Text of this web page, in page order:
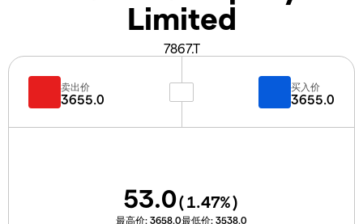
Limited
7867.T
卖出价
3655.0
买入价
3655.0
53.0(1.47%)
最高价: 3658.0最低价: 3538.0